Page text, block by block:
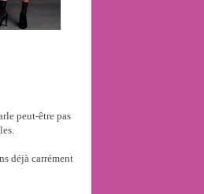
peut-être pas
déjà carrément